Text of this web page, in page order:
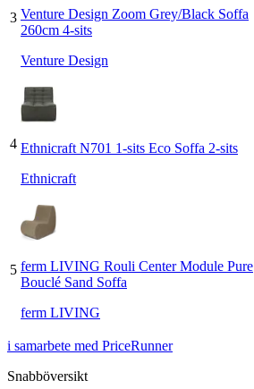
3 Venture Design Zoom Grey/Black Soffa
260cm 4-sits
Venture Design
4 Ethnicraft N701 1-sits Eco Soffa 2-sits
Ethnicraft
5 ferm LIVING Rouli Center Module Pure
Bouclé Sand Soffa
ferm LIVING
i samarbete med PriceRunner
Snabböversikt